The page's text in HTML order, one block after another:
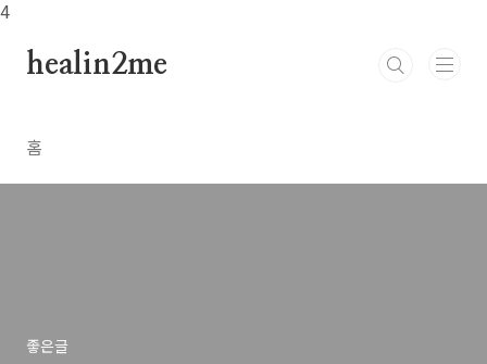
4
본문 바로가기
healin2me
홈
좋은글